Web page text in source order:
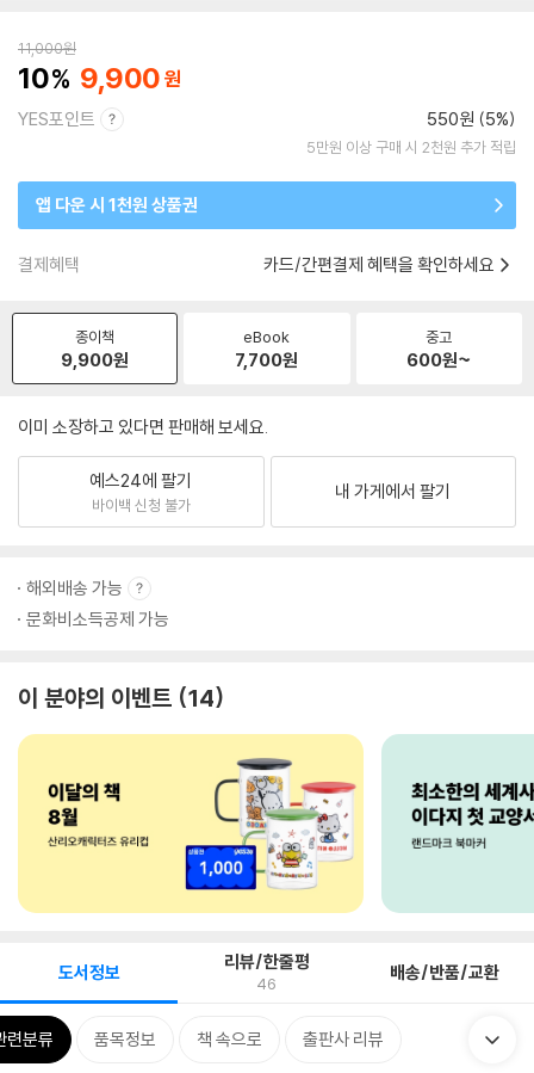
11,000원
10 9,900
YES포인트 550원 (5%)
5만원 이상 구매 시 2천원 추가 적립
앱 다운 시 1천원 상품권
결제혜택 카드/간편결제 혜택을 확인하세요
종이책
9,900원
eBook
7,700원
중고
600원~
이미 소장하고 있다면 판매해 보세요.
예스24에 팔기
바이백 신청 불가
내 가게에서 팔기
해외배송 가능
문화비소득공제 가능
이 분야의 이벤트 14
도서정보 리뷰/한줄평
46 배송/반품/교환
련분류 품목정보 책 속으로 출판사 리뷰